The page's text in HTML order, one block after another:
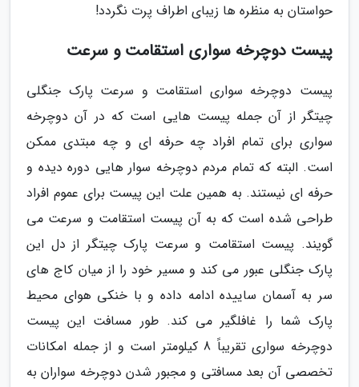
حواستان به منظره ها زیبای اطراف پرت نگردد!
پیست دوچرخه سواری استقامت و سرعت
پیست دوچرخه سواری استقامت و سرعت پارک جنگلی
چیتگر از آن جمله پیست هایی است که در آن دوچرخه
سواری برای تمام افراد چه حرفه ای و چه مبتدی ممکن
است. البته که تمام مردم دوچرخه سوار هایی دوره دیده و
حرفه ای نیستند. به همین علت این پیست برای عموم افراد
طراحی شده است که به آن پیست استقامت و سرعت می
گویند. پیست استقامت و سرعت پارک چیتگر از دل این
پارک جنگلی عبور می کند و مسیر خود را از میان کاج های
سر به آسمان ساییده ادامه داده و با خنکی هوای محیط
پارک شما را غافلگیر می کند. طور مسافت این پیست
دوچرخه سواری تقریباً 8 کیلومتر است و از جمله امکانات
تخصصی آن بعد مسافتی و مجبور شدن دوچرخه سواران به